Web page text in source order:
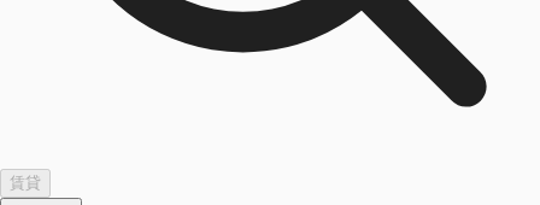
お気に入り
賃貸